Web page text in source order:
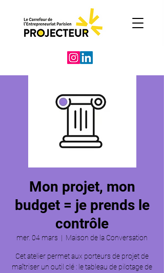
Mon projet, mon
budget = je prends le
contrôle
mer. 04 mars
  |
Maison de la Conversation
Cet atelier permet aux porteurs de projet de
maîtriser un outil clé : le tableau de pilotage de